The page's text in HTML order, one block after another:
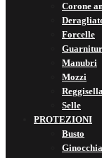
Corone
Forcelle
Manubri
Mozzi
Selle
PROTEZIONI
Busto
Ginocchia